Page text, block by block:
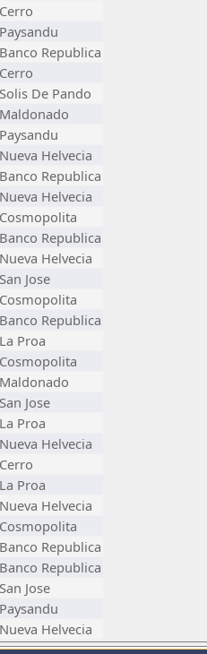
Cerro
Paysandu
Banco Republica
Cerro
Solis De Pando
Maldonado
Paysandu
Nueva Helvecia
Banco Republica
Nueva Helvecia
Cosmopolita
Banco Republica
Nueva Helvecia
San Jose
Cosmopolita
Banco Republica
La Proa
Cosmopolita
Maldonado
San Jose
La Proa
Nueva Helvecia
Cerro
La Proa
Nueva Helvecia
Cosmopolita
Banco Republica
Banco Republica
San Jose
Paysandu
Nueva Helvecia